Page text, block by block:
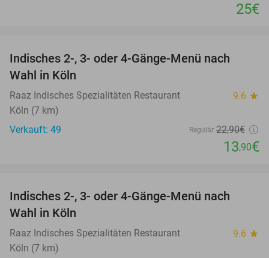
25€
Indisches 2-, 3- oder 4-Gänge-Menü nach
Wahl in Köln
Raaz Indisches Spezialitäten Restaurant 9.6 star
Köln (7 km)
Verkauft: 49
Regulär 22,90€
13,90€
Indisches 2-, 3- oder 4-Gänge-Menü nach
Wahl in Köln
Raaz Indisches Spezialitäten Restaurant 9.6 star
Köln (7 km)